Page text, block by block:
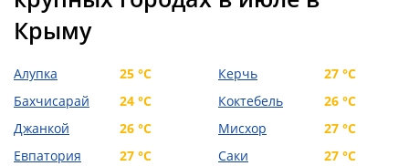
Крыму
Алупка
25 °C
Бахчисарай
24 °C
Джанкой
26 °C
Евпатория
27 °C
Керчь
27 °C
Коктебель
26 °C
Мисхор
27 °C
Саки
27 °C